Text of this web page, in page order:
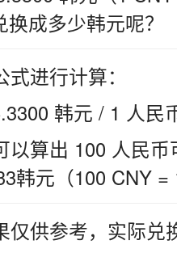
成多少韩元呢？
进行计算：
韩元 / 1 人民
以算出 100 人民
韩元（100 CNY =
仅供参考，实际